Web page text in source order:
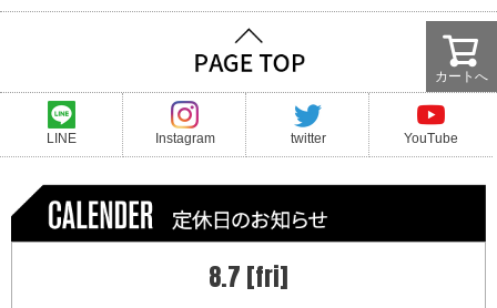
カートへ
LINE Instagram twitter YouTube
8.7 [fri]